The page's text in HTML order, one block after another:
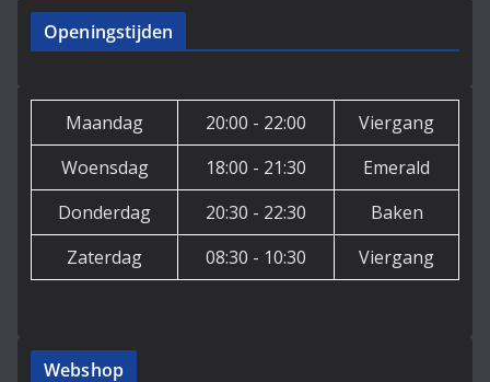
Openingstijden
Maandag 20:00 - 22:00
Viergang
Woensdag
18:00 - 21:30
Emerald
Donderdag
20:30 - 22:30
Baken
Zaterdag
08:30 - 10:30 Viergang
Webshop